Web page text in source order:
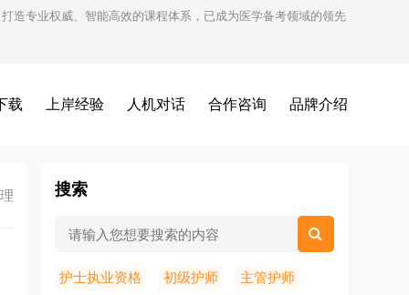
造专业权威、智能高效的课程体系，已成为医学备考领域的领先
载 上岸经验 人机对话 合作咨询 品牌介绍
搜索
护士执业资格 初级护师 主管护师